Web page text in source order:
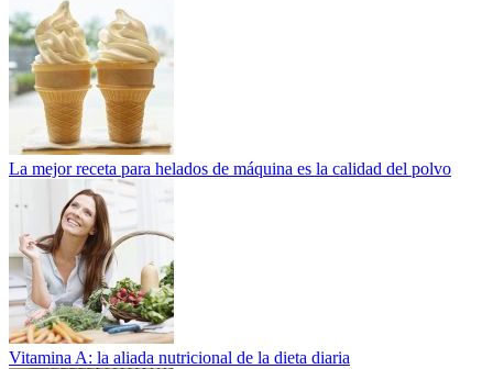
La mejor receta para helados de máquina es la calidad del polvo
Vitamina A: la aliada nutricional de la dieta diaria